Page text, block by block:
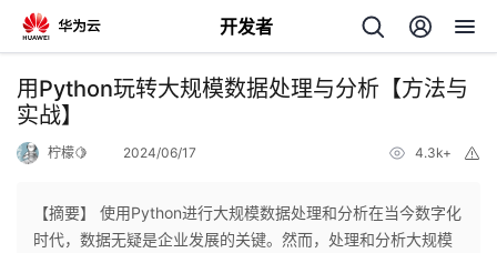
开发者
返
回
用Python玩转大规模数据处理与分析【方法与
实战】
柠檬🍋 2024/06/17 4.3k+
【摘要】 使用Python进行大规模数据处理和分析在当今数字化
时代，数据无疑是企业发展的关键。然而，处理和分析大规模